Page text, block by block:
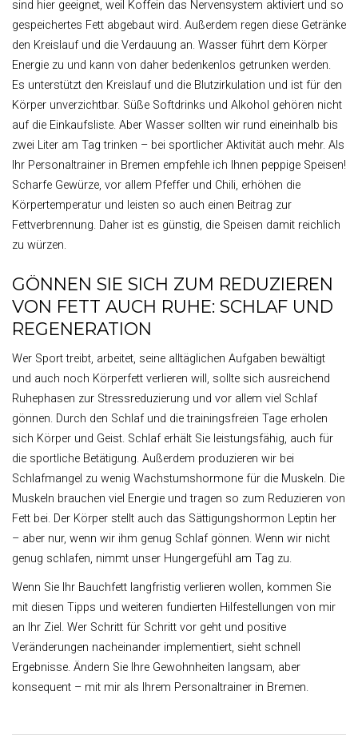
sind hier geeignet, weil Koffein das Nervensystem aktiviert und so
gespeichertes Fett abgebaut wird. Außerdem regen diese Getränke
den Kreislauf und die Verdauung an. Wasser führt dem Körper
Energie zu und kann von daher bedenkenlos getrunken werden.
Es unterstützt den Kreislauf und die Blutzirkulation und ist für den
Körper unverzichtbar. Süße Softdrinks und Alkohol gehören nicht
auf die Einkaufsliste. Aber Wasser sollten wir rund eineinhalb bis
zwei Liter am Tag trinken – bei sportlicher Aktivität auch mehr. Als
Ihr Personaltrainer in Bremen empfehle ich Ihnen peppige Speisen!
Scharfe Gewürze, vor allem Pfeffer und Chili, erhöhen die
Körpertemperatur und leisten so auch einen Beitrag zur
Fettverbrennung. Daher ist es günstig, die Speisen damit reichlich
zu würzen.
GÖNNEN SIE SICH ZUM REDUZIEREN
VON FETT AUCH RUHE: SCHLAF UND
REGENERATION
Wer Sport treibt, arbeitet, seine alltäglichen Aufgaben bewältigt
und auch noch Körperfett verlieren will, sollte sich ausreichend
Ruhephasen zur Stressreduzierung und vor allem viel Schlaf
gönnen. Durch den Schlaf und die trainingsfreien Tage erholen
sich Körper und Geist. Schlaf erhält Sie leistungsfähig, auch für
die sportliche Betätigung. Außerdem produzieren wir bei
Schlafmangel zu wenig Wachstumshormone für die Muskeln. Die
Muskeln brauchen viel Energie und tragen so zum Reduzieren von
Fett bei. Der Körper stellt auch das Sättigungshormon Leptin her
– aber nur, wenn wir ihm genug Schlaf gönnen. Wenn wir nicht
genug schlafen, nimmt unser Hungergefühl am Tag zu.
Wenn Sie Ihr Bauchfett langfristig verlieren wollen, kommen Sie
mit diesen Tipps und weiteren fundierten Hilfestellungen von mir
an Ihr Ziel. Wer Schritt für Schritt vor geht und positive
Veränderungen nacheinander implementiert, sieht schnell
Ergebnisse. Ändern Sie Ihre Gewohnheiten langsam, aber
konsequent – mit mir als Ihrem Personaltrainer in Bremen.